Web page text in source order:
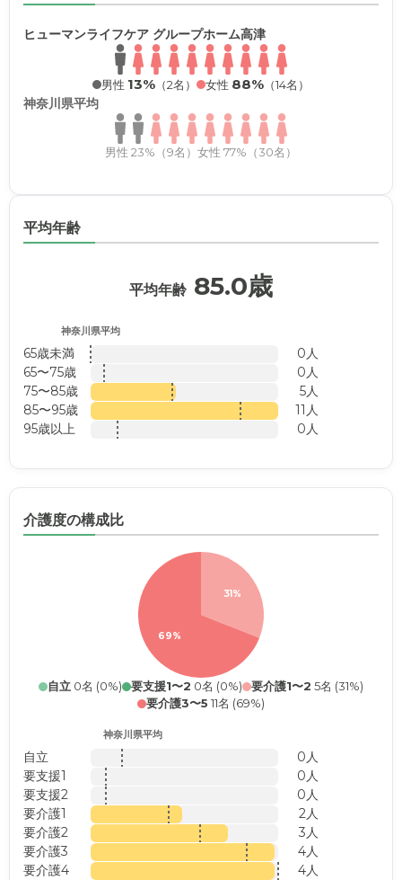
ヒューマンライフケア グループホーム高津
男性 13% （2名） 女性 88% （14名）
神奈川県平均
男性 23%（9名） 女性 77%（30名）
平均年齢
平均年齢 85.0歳
神奈川県平均
65歳未満
0人
65〜75歳
0人
75〜85歳
5人
85〜95歳
11人
95歳以上
0人
介護度の構成比
31%
69%
自立 0名 (0%) 要支援1〜2 0名 (0%) 要介護1〜2 5名 (31%)
要介護3〜5 11名 (69%)
神奈川県平均
自立
0人
要支援1
0人
要支援2
0人
要介護1
2人
要介護2
3人
要介護3
4人
要介護4
4人